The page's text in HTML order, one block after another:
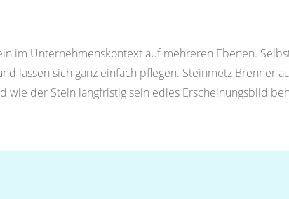
im Unternehmenskontext auf mehreren Ebenen.
lassen sich ganz einfach pflegen. Steinmetz Brenner
der Stein langfristig sein edles Erscheinungsbild